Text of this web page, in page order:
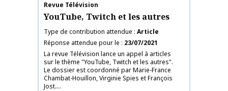
Nom de la publication
Revue Télévision
YouTube, Twitch et les autres
Type de contribution attendue Article
Réponse attendue pour le
23/07/2021
La revue Télévision lance un appel à articles
sur le thème "YouTube, Twitch et les autres".
Le dossier est coordonné par Marie-France
Chambat-Houillon, Virginie Spies et François
Jost....